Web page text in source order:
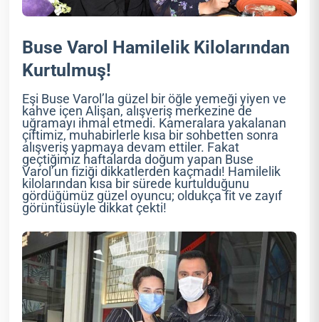
Buse Varol Hamilelik Kilolarından
Kurtulmuş!
Eşi Buse Varol’la güzel bir öğle yemeği yiyen ve
kahve içen Alişan, alışveriş merkezine de
uğramayı ihmal etmedi. Kameralara yakalanan
çiftimiz, muhabirlerle kısa bir sohbetten sonra
alışveriş yapmaya devam ettiler. Fakat
geçtiğimiz haftalarda doğum yapan Buse
Varol’un fiziği dikkatlerden kaçmadı! Hamilelik
kilolarından kısa bir sürede kurtulduğunu
gördüğümüz güzel oyuncu; oldukça fit ve zayıf
görüntüsüyle dikkat çekti!